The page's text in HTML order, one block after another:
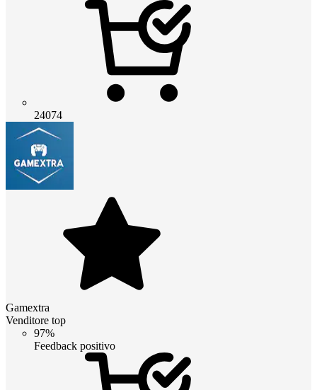
24074
Gamextra
Venditore top
97%
Feedback positivo